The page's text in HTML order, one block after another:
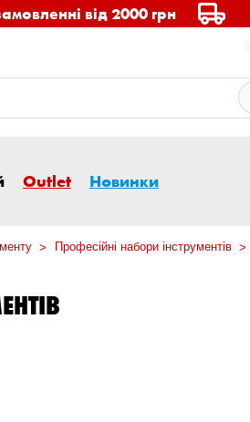
від 2000 грн
Outlet Новинки
Професійні набори інструментів